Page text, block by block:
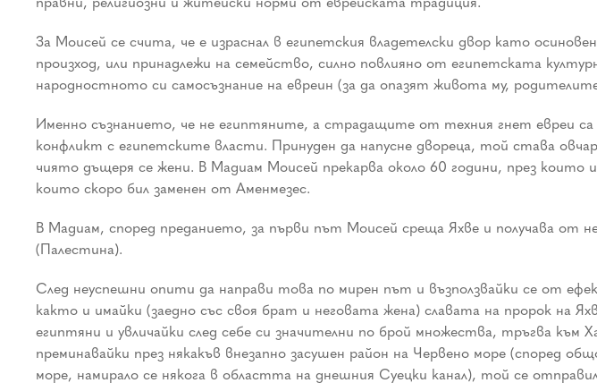
За Моисей се счита, че е израснал в египетския владетелски двор като
произход, или принадлежи на семейство, силно повлияно от египетската
народностното си самосъзнание на евреин (за да опазят живота му,
Именно съзнанието, че не египтяните, а страдащите от техния гнет евреи
конфликт с египетските власти. Принуден да напусне двореца, той става
чиято дъщеря се жени. В Мадиам Моисей прекарва около 60 години, през
които скоро бил заменен от Аменмезес.
В Мадиам, според преданието, за първи път Моисей среща Яхве и получава от
(Палестина).
След неуспешни опити да направи това по мирен път и възползвайки се от
както и имайки (заедно със своя брат и неговата жена) славата на пророк на
египтяни и увличайки след себе си значителни по брой множества, тръгва
преминавайки през някакъв внезапно засушен район на Червено море (според
море, намирало се някога в областта на днешния Суецки канал), той се